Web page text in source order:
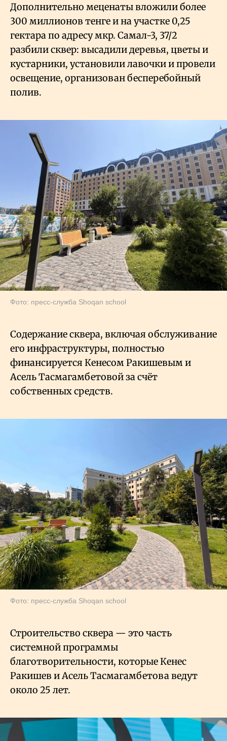
Дополнительно меценаты вложили более
300 миллионов тенге и на участке 0,25
гектара по адресу мкр. Самал-3, 37/2
разбили сквер: высадили деревья, цветы и
кустарники, установили лавочки и провели
освещение, организован бесперебойный
полив.
Фото: пресс-служба Shoqan school
Содержание сквера, включая обслуживание
его инфраструктуры, полностью
финансируется Кенесом Ракишевым и
Асель Тасмагамбетовой за счёт
собственных средств.
Фото: пресс-служба Shoqan school
Строительство сквера — это часть
системной программы
благотворительности, которые Кенес
Ракишев и Асель Тасмагамбетова ведут
около 25 лет.